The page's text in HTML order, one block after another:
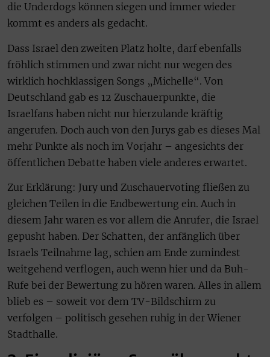
die Underdogs können siegen und immer wieder
kommt es anders als gedacht.
Dass Israel den zweiten Platz holte, darf ebenfalls
fröhlich stimmen und zwar nicht nur wegen des
wirklich hochklassigen Songs „Michelle“. Von
Deutschland gab es 12 Zuschauerpunkte, die
Israelfans haben nicht nur hierzulande kräftig
angerufen. Doch auch von den Jurys gab es dieses Mal
mehr Punkte als noch im Vorjahr – angesichts der
öffentlichen Debatte haben viele anderes erwartet.
Zur Erklärung: Jury und Zuschauervoting fließen zu
gleichen Teilen in die Endbewertung ein. Auch in
diesem Jahr waren es vor allem die Anrufer, die Israel
gepusht haben. Der Schatten, der anfänglich über
Israels Teilnahme lag, schien am Ende zumindest
weitgehend verflogen, auch wenn hier und da Buh-
Rufe bei der Bewertung zu hören waren. Alles in allem
blieb es – soweit vor dem TV-Bildschirm zu
verfolgen – politisch gesehen ruhig in der Wiener
Stadthalle.